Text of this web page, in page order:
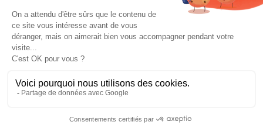
L'agenceNos servicesCase studiesBlogJaws Group